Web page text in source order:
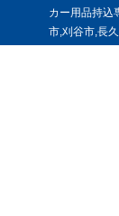
カー用品持込
市,刈谷市,長